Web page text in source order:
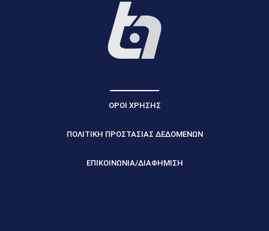
ΟΡΟΙ ΧΡΗΣΗΣ
ΠΟΛΙΤΙΚΗ ΠΡΟΣΤΑΣΙΑΣ ΔΕΔΟΜΕΝΩΝ
ΕΠΙΚΟΙΝΩΝΙΑ/ΔΙΑΦΗΜΙΣΗ